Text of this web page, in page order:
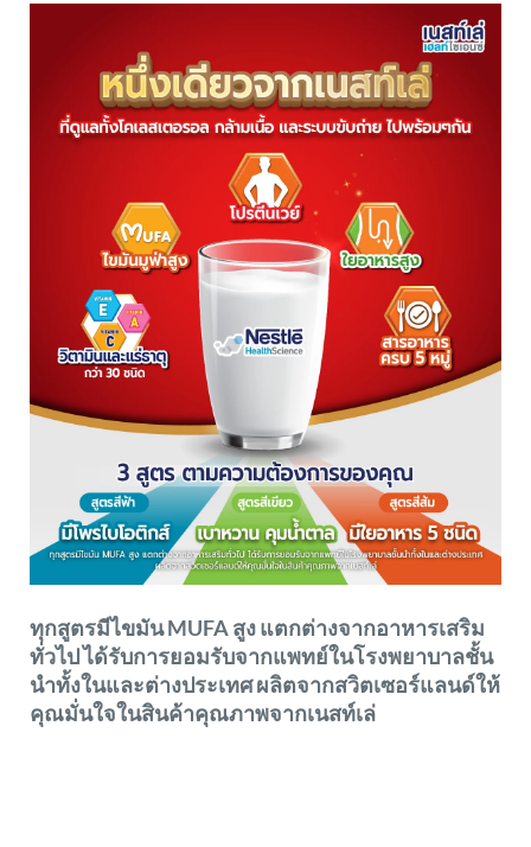
ทุกสูตรมีไขมัน MUFA สูง แตกต่างจากอาหารเสริม
ทั่วไป ได้รับการยอมรับจากแพทย์ในโรงพยาบาลชั้น
นำทั้งในและต่างประเทศ ผลิตจากสวิตเซอร์แลนด์ให้
คุณมั่นใจในสินค้าคุณภาพจากเนสท์เล่